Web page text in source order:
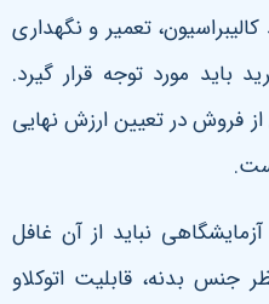
تعمیر و نگهداری
باید مورد توجه قرار گیرد.
فروش در تعیین ارزش نهایی
.
نباید از آن غافل
جنس بدنه، قابلیت اتوکلاو